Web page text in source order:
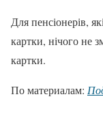
Для пенсіонерів,
картки, нічого не
картки.
По материалам: